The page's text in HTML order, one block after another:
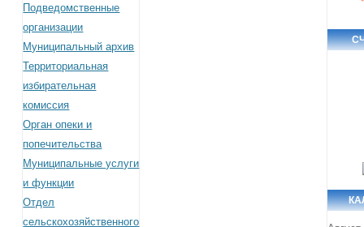
Подведомственные
организации
Муниципальный архив
Территориальная
избирательная
комиссия
Орган опеки и
попечительства
Муниципальные услуги
и функции
Отдел
сельскохозяйственного